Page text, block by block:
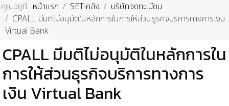
คุณอยู่ที่: หน้าแรก SET-คลัง
บริษัทจดทะเบียน
CPALL มีมติไม่อนุมัติในหลักการในการให้ส่วนธุรกิจบริการทางการเงิน
Virtual Bank
CPALL มีมติไม่อนุมัติในหลักการใน
การให้ส่วนธุรกิจบริการทางการ
เงิน Virtual Bank